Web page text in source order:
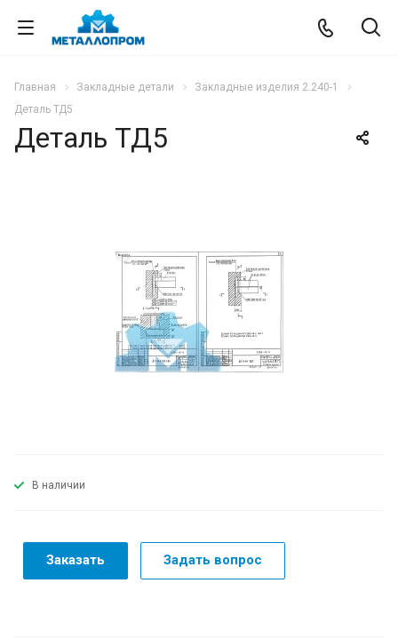
Главная Закладные детали
Закладные изделия 2.240-1
Деталь ТД5
Деталь ТД5
В наличии
Заказать Задать вопрос